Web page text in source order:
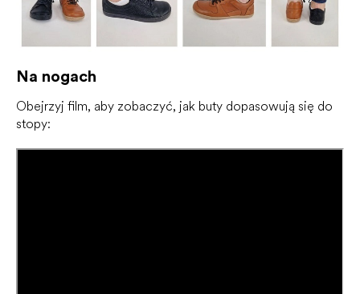
Na nogach
Obejrzyj film, aby zobaczyć, jak buty dopasowują się do
stopy: